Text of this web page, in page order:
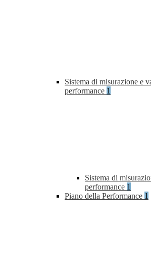
Sistema di misurazione e
performance 1
Sistema di
performance 1
Piano della Performance 1